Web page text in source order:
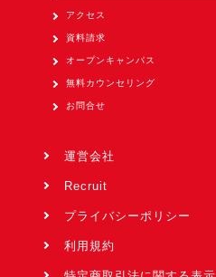
アクセス
資料請求
オープンキャンパス
無料カウンセリング
お問合せ
運営会社
Recruit
プライバシーポリシー
利用規約